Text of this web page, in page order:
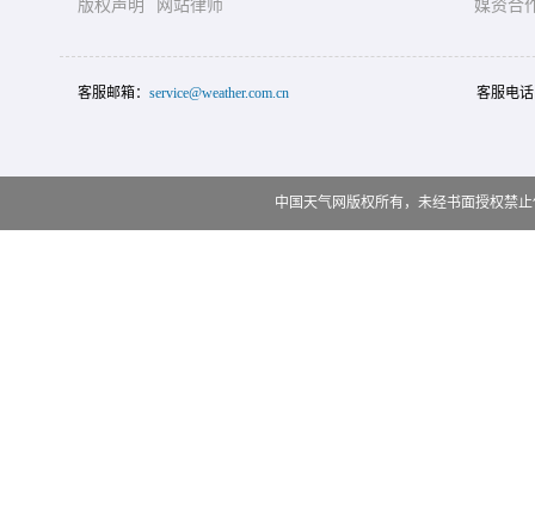
版权声明
网站律师
媒资合
客服邮箱： service@weather.com.cn 客服电
中国天气网版权所有，未经书面授权